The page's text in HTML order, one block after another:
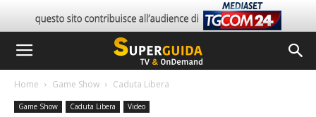
Home Game Show Caduta Libera
Game Show Caduta Libera Video